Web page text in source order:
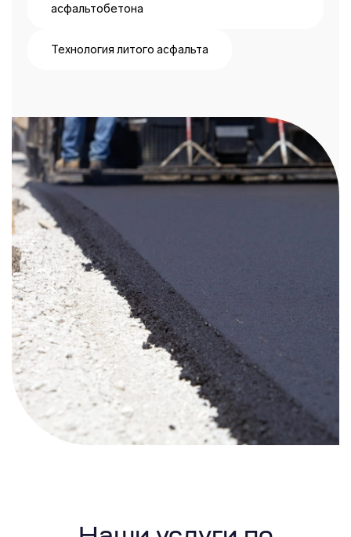
асфальтобетона
Технология литого асфальта